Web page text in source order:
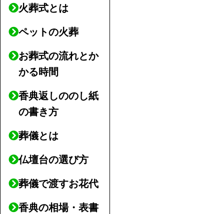
火葬式とは
ペットの火葬
お葬式の流れとか
かる時間
香典返しののし紙
の書き方
葬儀とは
仏壇台の選び方
葬儀で渡すお花代
香典の相場・表書